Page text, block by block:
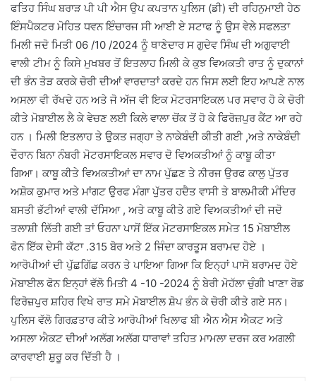
ਫਤਿਹ ਸਿੰਘ ਬਰਾੜ ਪੀ ਪੀ ਐਸ ਉਪ ਕਪਤਾਨ ਪੁਲਿਸ (ਡੀ) ਦੀ ਰਹਿਨੁਮਾਈ ਹੇਠ
ਇੰਸਪੈਕਟਰ ਮੋਹਿਤ ਧਵਨ ਇੰਚਾਰਜ ਸੀ ਆਈ ਏ ਸਟਾਫ ਨੂੰ ਉਸ ਵੇਲੇ ਸਫਲਤਾ
ਮਿਲੀ ਜਦੋ ਮਿਤੀ 06 /10 /2024 ਨੂੰ ਥਾਣੇਦਾਰ ਸ ਗੁਦੇਵ ਸਿੰਘ ਦੀ ਅਗੁਵਾਈ
ਵਾਲੀ ਟੀਮ ਨੂੰ ਕਿਸੇ ਮੁਖਬਰ ਤੋਂ ਇਤਲਾਹ ਮਿਲੀ ਕੇ ਕੁਝ ਵਿਅਕਤੀ ਰਾਤ ਨੂੰ ਦੁਕਾਨਾਂ
ਦੀ ਭੰਨ ਤੋੜ ਕਰਕੇ ਚੋਰੀ ਦੀਆਂ ਵਾਰਦਾਤਾਂ ਕਰਦੇ ਹਨ ਜਿਸ ਲਈ ਇਹ ਆਪਣੇ ਨਾਲ
ਅਸਲਾ ਵੀ ਰੱਖਦੇ ਹਨ ਅਤੇ ਜੋ ਅੱਜ ਵੀ ਇਕ ਮੋਟਰਸਾਇਕਲ ਪਰ ਸਵਾਰ ਹੋ ਕੇ ਚੋਰੀ
ਕੀਤੇ ਮੋਬਾਈਲ ਲੈ ਕੇ ਵੇਚਣ ਲਈ ਕਿਲੇ ਵਾਲਾ ਚੋਂਕ ਤੋਂ ਹੋ ਕੇ ਫਿਰੋਜ਼ਪੁਰ ਕੈਂਟ ਆ ਰਹੇ
ਹਨ । ਮਿਲੀ ਇਤਲਾਹ ਤੇ ਉਕਤ ਜਗ੍ਹਾ ਤੇ ਨਾਕੇਬੰਦੀ ਕੀਤੀ ਗਈ ,ਅਤੇ ਨਾਕੇਬੰਦੀ
ਦੌਰਾਨ ਬਿਨਾ ਨੰਬਰੀ ਮੋਟਰਸਾਇਕਲ ਸਵਾਰ ਦੋ ਵਿਅਕਤੀਆਂ ਨੂੰ ਕਾਬੂ ਕੀਤਾ
ਗਿਆ। ਕਾਬੂ ਕੀਤੇ ਵਿਅਕਤੀਆਂ ਦਾ ਨਾਮ ਪੁੱਛਣ ਤੇ ਨੀਰਜ ਉਰਫ ਕਾਲੁ ਪੁੱਤਰ
ਅਸ਼ੋਕ ਕੁਮਾਰ ਅਤੇ ਮਾਂਗਟ ਉਰਫ ਮੰਗਾ ਪੁੱਤਰ ਹਦੈਤ ਵਾਸੀ ਤੇ ਬਾਲਮੀਕੀ ਮੰਦਿਰ
ਬਸਤੀ ਭੱਟੀਆਂ ਵਾਲੀ ਦੱਸਿਆ , ਅਤੇ ਕਾਬੂ ਕੀਤੇ ਗਏ ਵਿਅਕਤੀਆਂ ਦੀ ਜਦੋ
ਤਲਾਸ਼ੀ ਲਿੱਤੀ ਗਈ ਤਾਂ ਓਹਨਾ ਪਾਸੋਂ ਇੱਕ ਮੋਟਰਸਾਇਕਲ ਸਮੇਤ 15 ਮੋਬਾਈਲ
ਫੋਨ ਇੱਕ ਦੇਸੀ ਕੱਟਾ .315 ਬੋਰ ਅਤੇ 2 ਜਿੰਦਾ ਕਾਰਤੂਸ ਬਰਾਮਦ ਹੋਏ ।
ਆਰੋਪੀਆਂ ਦੀ ਪੁੱਛਗਿੱਛ ਕਰਨ ਤੇ ਪਾਇਆ ਗਿਆ ਕਿ ਇਨ੍ਹਾਂ ਪਾਸੋ ਬਰਾਮਦ ਹੋਏ
ਮੋਬਾਈਲ ਫੋਨ ਇਨ੍ਹਾਂ ਵੱਲੋ ਮਿਤੀ 4 -10 -2024 ਨੂੰ ਬੇਰੀ ਮੋਹੱਲਾ ਚੁੰਗੀ ਖਾਣਾ ਰੋਡ
ਫਿਰੋਜ਼ਪੁਰ ਸ਼ਹਿਰ ਵਿਖੇ ਰਾਤ ਸਮੇ ਮੋਬਾਈਲ ਸ਼ੋਪ ਭੰਨ ਕੇ ਚੋਰੀ ਕੀਤੇ ਗਏ ਸਨ।
ਪੁਲਿਸ ਵੱਲੋ ਗਿਰਫ਼ਤਾਰ ਕੀਤੇ ਆਰੋਪੀਆਂ ਖਿਲਾਫ ਬੀ ਐਨ ਐਸ ਐਕਟ ਅਤੇ
ਅਸਲਾ ਐਕਟ ਦੀਆਂ ਅਲੱਗ ਅਲੱਗ ਧਾਰਾਵਾਂ ਤਹਿਤ ਮਾਮਲਾ ਦਰਜ ਕਰ ਅਗਲੀ
ਕਾਰਵਾਈ ਸ਼ੁਰੂ ਕਰ ਦਿੱਤੀ ਹੈ ।